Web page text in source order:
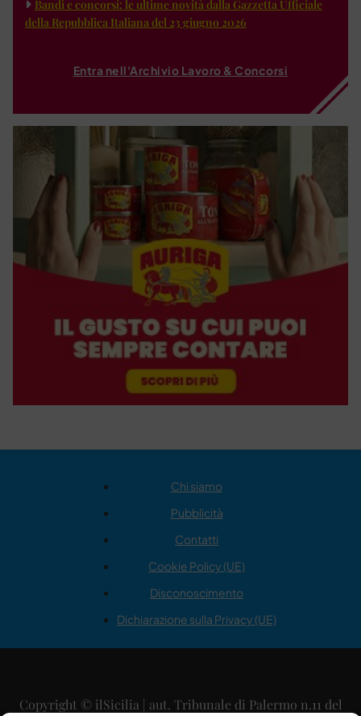
Bandi e concorsi: le ultime novità dalla Gazzetta Ufficiale
della Repubblica Italiana del 23 giugno 2026
Entra nell'Archivio Lavoro & Concorsi
Chi siamo
Pubblicità
Contatti
Cookie Policy (UE)
Disconoscimento
Dichiarazione sulla Privacy (UE)
Copyright © ilSicilia | aut. Tribunale di Palermo n.11 del